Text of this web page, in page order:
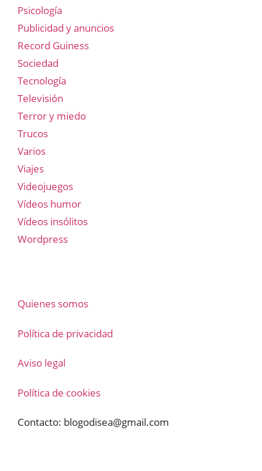
Psicología
Publicidad y anuncios
Record Guiness
Sociedad
Tecnología
Televisión
Terror y miedo
Trucos
Varios
Viajes
Videojuegos
Vídeos humor
Vídeos insólitos
Wordpress
Quienes somos
Política de privacidad
Aviso legal
Política de cookies
Contacto: blogodisea@gmail.com